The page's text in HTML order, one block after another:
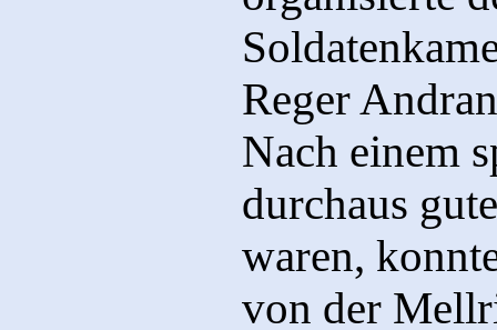
Reger
Nach einem
durchaus
waren,
von der